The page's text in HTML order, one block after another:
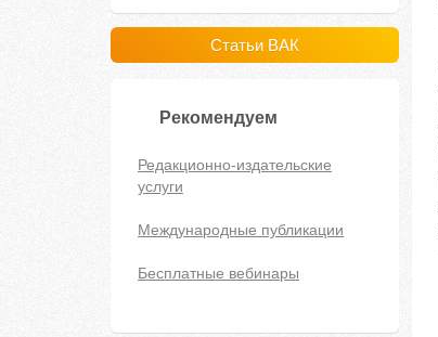
Статьи ВАК
Рекомендуем
Редакционно-издательские
услуги
Международные публикации
Бесплатные вебинары